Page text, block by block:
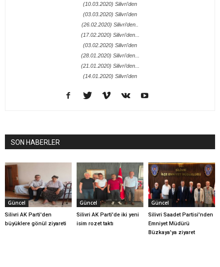
(10.03.2020) Silivri'den
(03.03.2020) Silivri'den
(26.02.2020) Silivri’den..
(17.02.2020) Silivri'den...
(03.02.2020) Silivri'den
(28.01.2020) Silivri'den...
(21.01.2020) Silivri’den...
(14.01.2020) Silivri'den
SON HABERLER
Güncel
Silivri AK Parti'den
büyüklere gönül ziyareti
Güncel
Silivri AK Parti'de iki yeni
isim rozet taktı
Güncel
Silivri Saadet Partisi'nden
Emniyet Müdürü
Büzkaya'ya ziyaret